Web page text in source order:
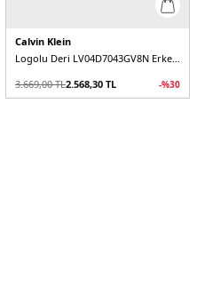
Calvin Klein
Logolu Deri LV04D7043GV8N Erkek Kemer
3.669,00TL2.568,30 TL -%30